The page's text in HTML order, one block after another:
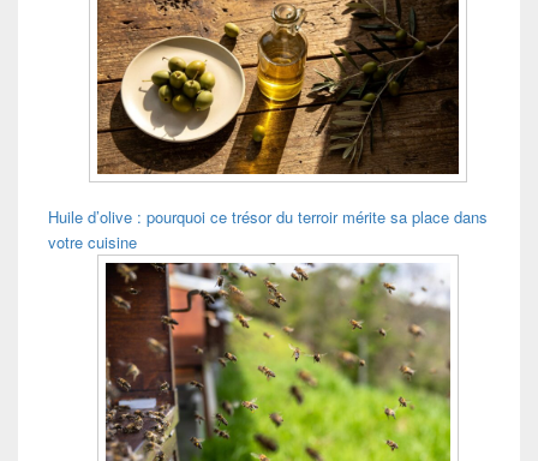
Huile d’olive : pourquoi ce trésor du terroir mérite sa place dans
votre cuisine